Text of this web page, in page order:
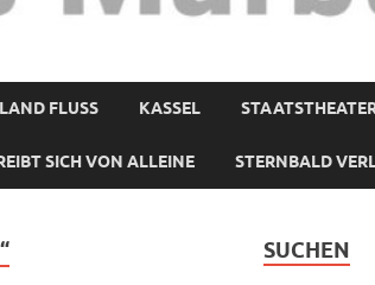
FLUSS KASSEL
SICH VON ALLEINE STERNBALD
SUCHEN